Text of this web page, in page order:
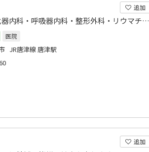
追加
内科・循環器内科・消化器内科・呼吸器内科・整形外科・リウマチ科・リハビリテーション科
医院
JR唐津線 唐津駅
追加